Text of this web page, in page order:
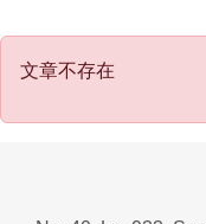
文章不存在
文章不存在